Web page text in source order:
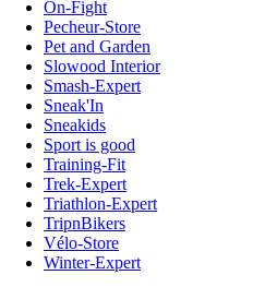
On-Fight
Pecheur-Store
Pet and Garden
Slowood Interior
Smash-Expert
Sneak'In
Sneakids
Sport is good
Training-Fit
Trek-Expert
Triathlon-Expert
TripnBikers
Vélo-Store
Winter-Expert